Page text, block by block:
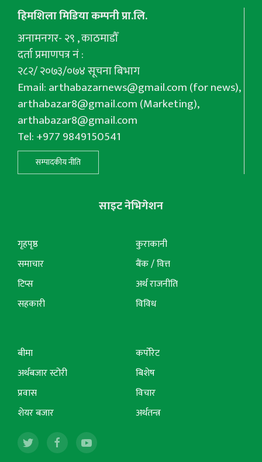
हिमशिला मिडिया कम्पनी प्रा.लि.
अनामनगर- २९ , काठमाडौँ
दर्ता प्रमाणपत्र नं :
२८२/ २०७३/०७४ सूचना बिभाग
Email:arthabazarnews@gmail.com(for news),
arthabazar8@gmail.com(Marketing),
arthabazar8@gmail.com
Tel: +977 9849150541
सम्पादकीय नीति
साइट नेभिगेशन
गृहपृष्ठ
समाचार
टिप्स
सहकारी
कुराकानी
बैंक / वित्त
अर्थ राजनीति
विविध
बीमा
अर्थबजार स्टोरी
प्रवास
शेयर बजार
कर्पोरेट
बिशेष
विचार
अर्थतन्त्र